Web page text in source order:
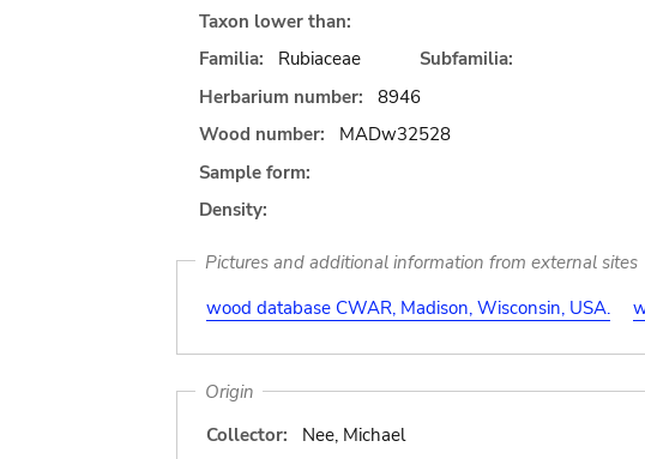
Taxon lower than:
Familia:
Rubiaceae
Subfamilia:
Herbarium number:
8946
Wood number:
MADw32528
Sample form:
Density:
Pictures and additional information from external sites
wood database CWAR, Madison, Wisconsin, USA.
Origin
Collector:
Nee, Michael